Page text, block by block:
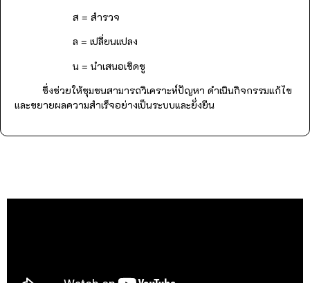
ส = สำรวจ
ล = เปลี่ยนแปลง
น = นำเสนอเชิดชู
ซึ่งช่วยให้ชุมชนสามารถวิเคราะห์ปัญหา ดำเนินกิจกรรมแก้ไข
และขยายผลความสำเร็จอย่างเป็นระบบและยั่งยืน